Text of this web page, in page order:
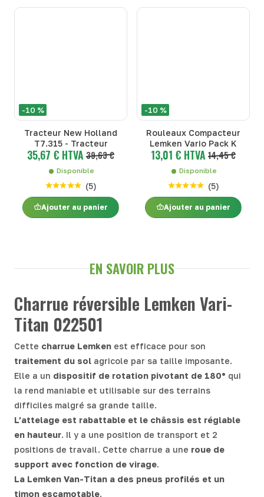
-10 %
Tracteur New Holland
T7.315 - Tracteur
35,67 € HTVA 39,63 €
Disponible
(5)
Ajouter au panier
-10 %
Rouleaux Compacteur
Lemken Vario Pack K
13,01 € HTVA 14,45 €
Disponible
(5)
Ajouter au panier
EN SAVOIR PLUS
Charrue réversible Lemken Vari-
Titan 022501
Cette charrue Lemken est efficace pour son
traitement du sol agricole par sa taille imposante.
Elle a un dispositif de rotation pivotant de 180° qui
la rend maniable et utilisable sur des terrains
difficiles malgré sa grande taille.
L’attelage est rabattable et le châssis est réglable
en hauteur. Il y a une position de transport et 2
positions de travail. Cette charrue a une roue de
support avec fonction de virage.
La Lemken Van-Titan a des pneus profilés et un
timon escamotable.